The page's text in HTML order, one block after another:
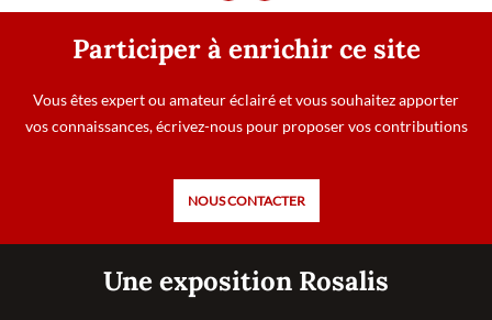
Participer à enrichir ce site
Vous êtes expert ou amateur éclairé et vous souhaitez apporter
vos connaissances, écrivez-nous pour proposer vos contributions
NOUS CONTACTER
Une exposition Rosalis